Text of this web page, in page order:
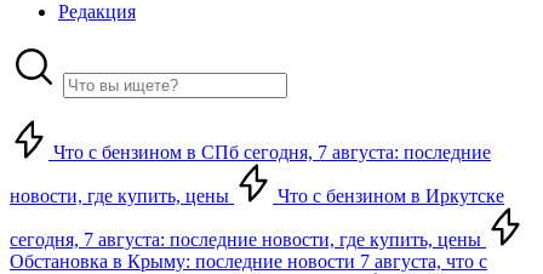
Редакция
Что с бензином в СПб сегодня, 7 августа: последние
новости, где купить, цены Что с бензином в Иркутске
сегодня, 7 августа: последние новости, где купить, цены
Обстановка в Крыму: последние новости 7 августа, что с